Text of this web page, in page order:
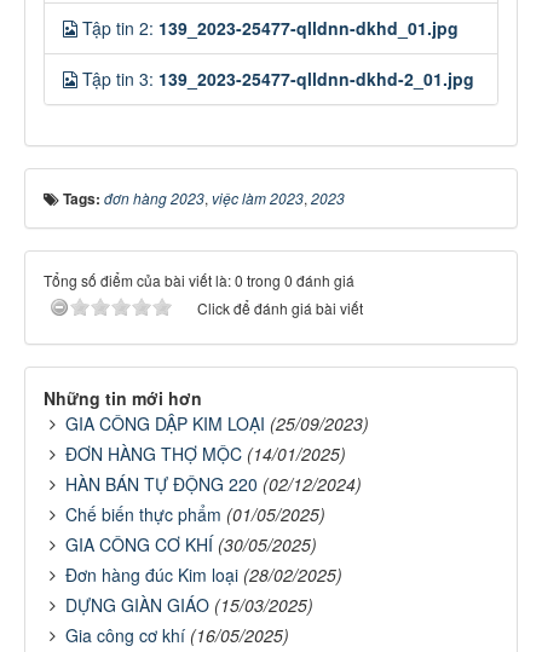
Tập tin 2: 139_2023-25477-qlldnn-dkhd_01.jpg
Tập tin 3: 139_2023-25477-qlldnn-dkhd-2_01.jpg
Tags: đơn hàng 2023, việc làm 2023, 2023
Tổng số điểm của bài viết là: 0 trong 0 đánh giá
Click để đánh giá bài viết
Những tin mới hơn
GIA CÔNG DẬP KIM LOẠI (25/09/2023)
ĐƠN HÀNG THỢ MỘC (14/01/2025)
HÀN BÁN TỰ ĐỘNG 220 (02/12/2024)
Chế biến thực phẩm (01/05/2025)
GIA CÔNG CƠ KHÍ (30/05/2025)
Đơn hàng đúc Kim loại (28/02/2025)
DỰNG GIÀN GIÁO (15/03/2025)
Gia công cơ khí (16/05/2025)